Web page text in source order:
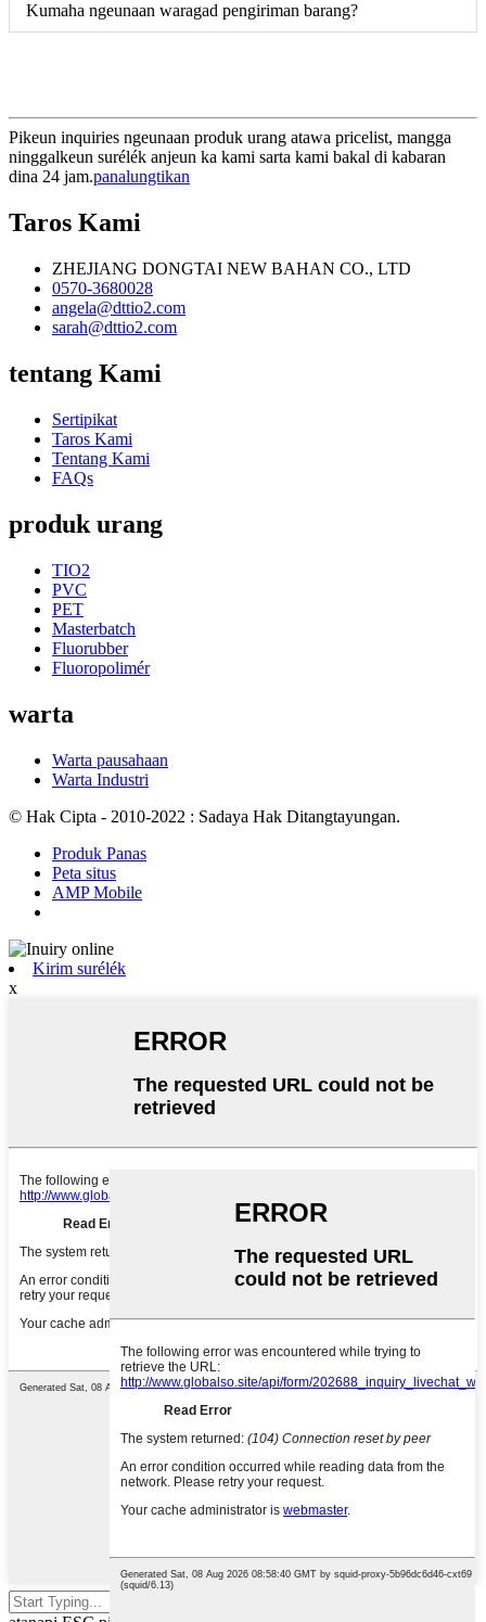
Kumaha ngeunaan waragad pengiriman barang?
Pikeun inquiries ngeunaan produk urang atawa pricelist, mangga
ninggalkeun surélék anjeun ka kami sarta kami bakal di kabaran
dina 24 jam.panalungtikan
Taros Kami
ZHEJIANG DONGTAI NEW BAHAN CO., LTD
0570-3680028
angela@dttio2.com
sarah@dttio2.com
tentang Kami
Sertipikat
Taros Kami
Tentang Kami
FAQs
produk urang
TIO2
PVC
PET
Masterbatch
Fluorubber
Fluoropolimér
warta
Warta pausahaan
Warta Industri
© Hak Cipta - 2010-2022 : Sadaya Hak Ditangtayungan.
Produk Panas
Peta situs
AMP Mobile
Kirim surélék
x